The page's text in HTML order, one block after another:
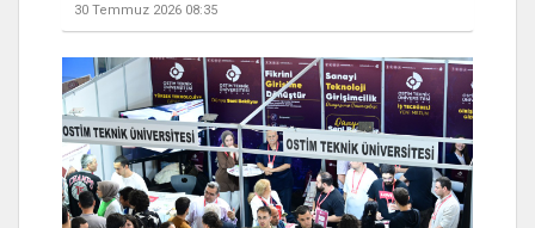
30 Temmuz 2026 08:35